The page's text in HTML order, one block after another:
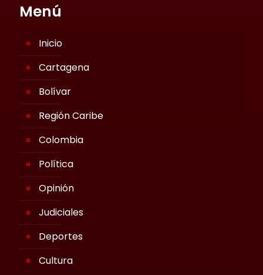
Menú
Inicio
Cartagena
Bolívar
Región Caribe
Colombia
Política
Opinión
Judiciales
Deportes
Cultura